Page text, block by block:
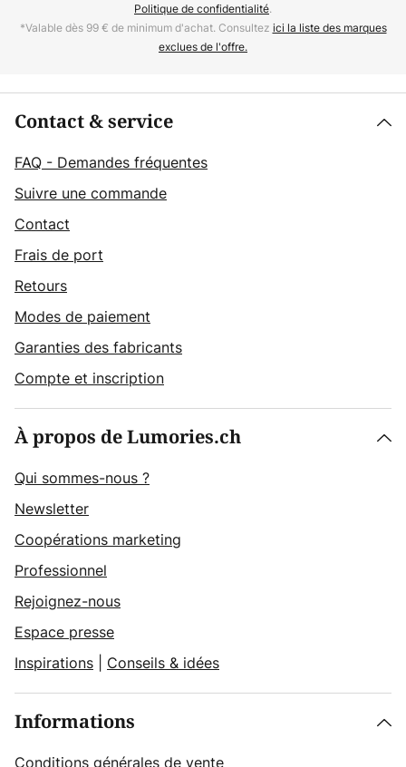
Politique de confidentialité.
*Valable dès 99 € de minimum d'achat. Consultez ici la liste des marques
exclues de l'offre.
Contact & service
FAQ - Demandes fréquentes
Suivre une commande
Contact
Frais de port
Retours
Modes de paiement
Garanties des fabricants
Compte et inscription
À propos de Lumories.ch
Qui sommes-nous ?
Newsletter
Coopérations marketing
Professionnel
Rejoignez-nous
Espace presse
Inspirations
Conseils & idées
Informations
Conditions générales de vente